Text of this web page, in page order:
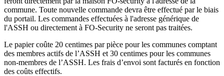
commune. Toute nouvelle commande devra être effectué par le biais
du portail. Les commandes effectuées à l'adresse générique de
l'ASSH ou directement à FO-Security ne seront pas traitées.
Le papier coûte 20 centimes par pièce pour les communes comptant
des membres actifs de l’ASSH et 30 centimes pour les communes
non-membres de l’ASSH. Les frais d’envoi sont facturés en fonction
des coûts effectifs.